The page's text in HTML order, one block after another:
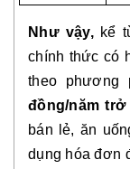
Như vậy, kể
chính thức có
theo phương
đồng/năm trở
bán lẻ, ăn
dụng hóa đơn